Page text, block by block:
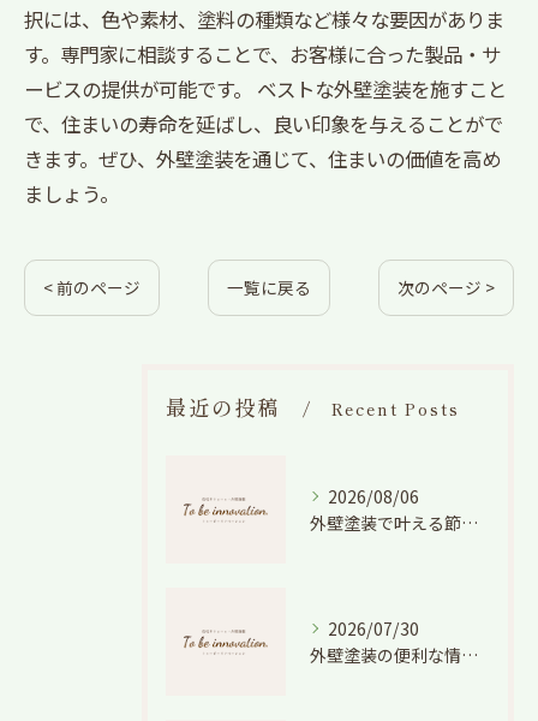
択には、色や素材、塗料の種類など様々な要因がありま
す。専門家に相談することで、お客様に合った製品・サ
ービスの提供が可能です。 ベストな外壁塗装を施すこと
で、住まいの寿命を延ばし、良い印象を与えることがで
きます。ぜひ、外壁塗装を通じて、住まいの価値を高め
ましょう。
< 前のページ 一覧に戻る 次のページ >
最近の投稿 Recent Posts
2026/08/06
外壁塗装で叶える節電効果と愛知県の相場や色選びのポイントを徹底解説
2026/07/30
外壁塗装の便利な情報と失敗しない色や費用判断のコツを徹底解説